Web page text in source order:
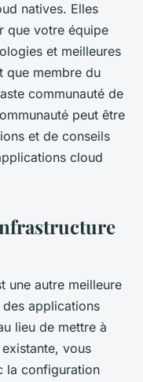
natives. Elles
que votre équipe
et meilleures
que membre du
communauté de
peut être
et de conseils
cloud
une autre meilleure
applications
lieu de mettre à
vous
la configuration